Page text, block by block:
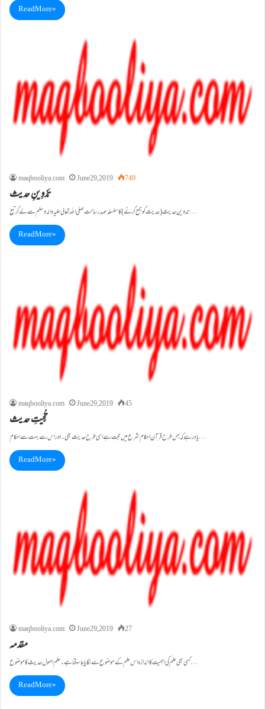
Read More »
maqbooliya.com June 29, 2019 749
تَدْوِینِ حدیث
تدوین حدیث(حدیث کو جمع کرنے)کا سلسلہ عہدِ رسالت صلی اللہ تعالی علیہ والہ وسلم سے لے کر تبع…
Read More »
maqbooliya.com June 29, 2019 45
حُجِّیتِ حدیث
یاد رہے کہ جس طرح قرآن احکامِ شرع میں حجت ہے اسی طرح حدیث بھی۔اور اس سے بہت سے احکامِ…
Read More »
maqbooliya.com June 29, 2019 27
مقدمہ
کسی بھی علم کی اہمیت کا اندازہ اس علم کے موضوع سے لگایاجاسکتاہے۔ علم اصول حدیث کا موضوع…
Read More »